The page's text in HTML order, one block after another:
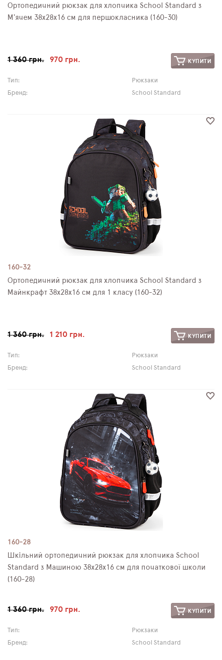
Ортопедичний рюкзак для хлопчика School Standard з
М'ячем 38х28х16 см для першокласника (160-30)
1 360 грн. 970 грн. КУПИТИ
Тип:
Рюкзаки
Бренд:
School Standard
160-32
Ортопедичний рюкзак для хлопчика School Standard з
Майнкрафт 38х28х16 см для 1 класу (160-32)
1 360 грн. 1 210 грн. КУПИТИ
Тип:
Рюкзаки
Бренд:
School Standard
160-28
Шкільний ортопедичний рюкзак для хлопчика School
Standard з Машиною 38х28х16 см для початкової школи
(160-28)
1 360 грн. 970 грн. КУПИТИ
Тип:
Рюкзаки
Бренд:
School Standard